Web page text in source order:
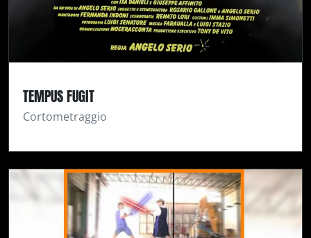
TEMPUS FUGIT
Cortometraggio